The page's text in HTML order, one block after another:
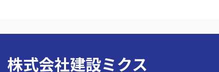
株式会社建設ミクス